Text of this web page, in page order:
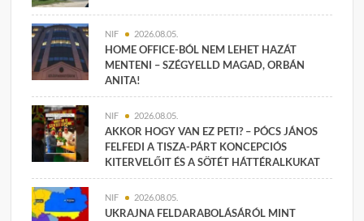
NIF 2026.08.05.
HOME OFFICE-BÓL NEM LEHET HAZÁT
MENTENI – SZÉGYELLD MAGAD, ORBÁN
ANITA!
NIF 2026.08.05.
AKKOR HOGY VAN EZ PETI? – PÓCS JÁNOS
FELFEDI A TISZA-PÁRT KONCEPCIÓS
KITERVELŐIT ÉS A SÖTÉT HÁTTÉRALKUKAT
NIF 2026.08.05.
UKRAJNA FELDARABOLÁSÁRÓL MINT